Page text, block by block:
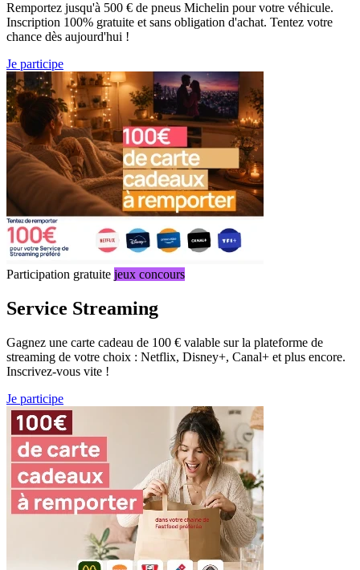
Remportez jusqu'à 500 € de pneus Michelin pour votre véhicule.
Inscription 100% gratuite et sans obligation d'achat. Tentez votre
chance dès aujourd'hui !
Je participe
Participation gratuite jeux concours
Service Streaming
Gagnez une carte cadeau de 100 € valable sur la plateforme de
streaming de votre choix : Netflix, Disney+, Canal+ et plus encore.
Inscrivez-vous vite !
Je participe